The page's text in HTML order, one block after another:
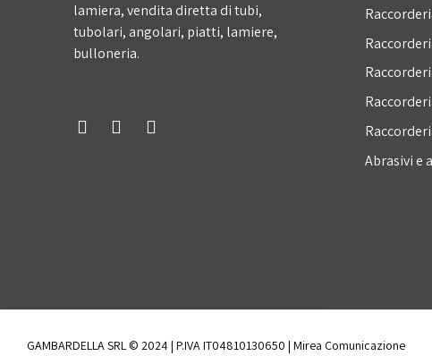
lamiera, vendita diretta di tubi,
tubolari, angolari, piatti, lamiere,
bulloneria.
Abrasivi e
GAMBARDELLA SRL © 2024 | P.IVA IT04810130650 | Mirea Comunicazione